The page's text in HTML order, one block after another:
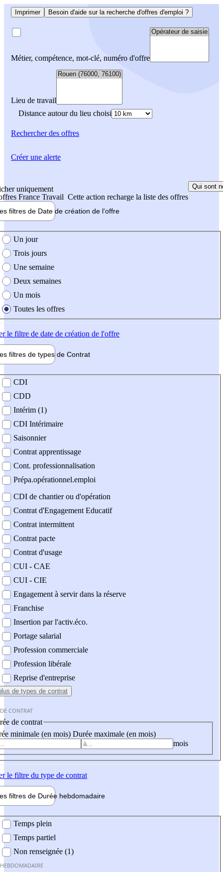
Imprimer Besoin d'aide sur la recherche d'offres d'emploi ?
Métier, compétence, mot-clé, numéro d'offre
Lieu de travail
Distance autour du lieu choisi
Rechercherdes offres
uniquement
France Travail Cette action recharge la liste des offres
Qui sont
filtres de Date de création de l'offre
création de l'offre
Un jour
Trois jours
Une semaine
Deux semaines
Un mois
Toutes les offres
le filtre de date de création de l'offre
filtres de types de Contrat
contrat
CDI
CDD
Intérim (1)
CDI Intérimaire
Saisonnier
Contrat apprentissage
Cont. professionnalisation
Prépa.opérationnel.emploi
CDI de chantier ou d'opération
Contrat d'Engagement Educatif
Contrat intermittent
Contrat pacte
Contrat d'usage
CUI - CAE
CUI - CIE
Engagement à servir dans la réserve
Franchise
Insertion par l'activ.éco.
Portage salarial
Profession commerciale
Profession libérale
Reprise d'entreprise
de types de contrat
CONTRAT
de contrat
minimale (en mois) Durée maximale (en mois)
mois
le filtre du type de contrat
filtres de Durée hebdomadaire
Temps plein
Temps partiel
Non renseignée (1)
Créer une alerte